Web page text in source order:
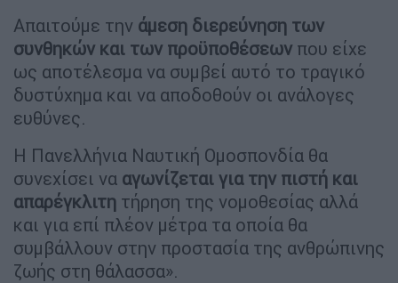
Απαιτούμε την άμεση διερεύνηση των
συνθηκών και των προϋποθέσεων που είχε
ως αποτέλεσμα να συμβεί αυτό το τραγικό
δυστύχημα και να αποδοθούν οι ανάλογες
ευθύνες.
Η Πανελλήνια Ναυτική Ομοσπονδία θα
συνεχίσει να αγωνίζεται για την πιστή και
απαρέγκλιτη τήρηση της νομοθεσίας αλλά
και για επί πλέον μέτρα τα οποία θα
συμβάλλουν στην προστασία της ανθρώπινης
ζωής στη θάλασσα».